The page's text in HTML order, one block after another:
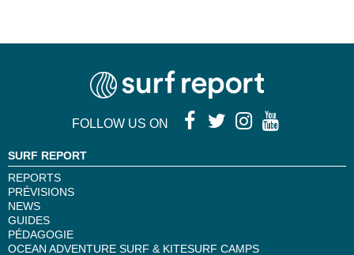
FOLLOW US ON
SURF REPORT
REPORTS
PRÉVISIONS
NEWS
GUIDES
PÉDAGOGIE
OCEAN ADVENTURE SURF & KITESURF CAMPS